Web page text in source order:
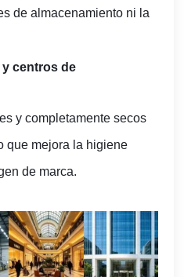
de almacenamiento ni la
centros de
y completamente secos
que mejora la higiene
de marca.